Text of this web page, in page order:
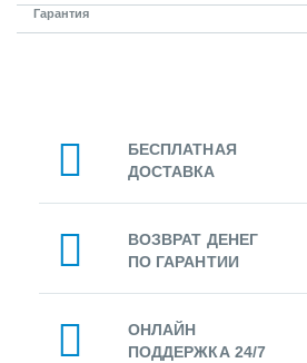
Гарантия
БЕСПЛАТНАЯ
ДОСТАВКА
ВОЗВРАТ ДЕНЕГ
ПО ГАРАНТИИ
ОНЛАЙН
ПОДДЕРЖКА 24/7